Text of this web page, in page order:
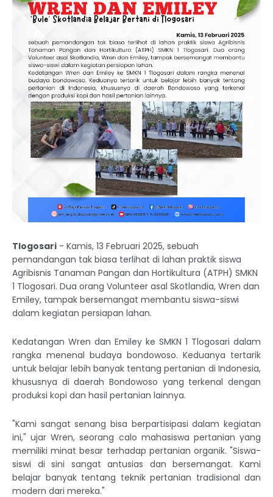
Tlogosari - Kamis, 13 Februari 2025, sebuah
pemandangan tak biasa terlihat di lahan praktik siswa
Agribisnis Tanaman Pangan dan Hortikultura (ATPH) SMKN
1 Tlogosari. Dua orang Volunteer asal Skotlandia, Wren dan
Emiley, tampak bersemangat membantu siswa-siswi
dalam kegiatan persiapan lahan.
Kedatangan Wren dan Emiley ke SMKN 1 Tlogosari dalam
rangka menenal budaya bondowoso. Keduanya tertarik
untuk belajar lebih banyak tentang pertanian di Indonesia,
khususnya di daerah Bondowoso yang terkenal dengan
produksi kopi dan hasil pertanian lainnya.
"Kami sangat senang bisa berpartisipasi dalam kegiatan
ini," ujar Wren, seorang calo mahasiswa pertanian yang
memiliki minat besar terhadap pertanian organik. "Siswa-
siswi di sini sangat antusias dan bersemangat. Kami
belajar banyak tentang teknik pertanian tradisional dan
modern dari mereka."